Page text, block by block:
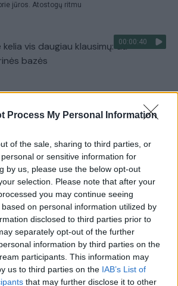
Process My Personal Information
of the sale, sharing to third parties, or
or sensitive information for
by us, please use the below opt-out
selection. Please note that after your
you may continue seeing
on personal information utilized by
disclosed to third parties prior to
separately opt-out of the further
information by third parties on the
participants. This information may
us to third parties on the IAB’s List of
that may further disclose it to other
jūros. Atostogų ritmu
00:00:40
vis daugiau klausimų: du
bazės
Visi įrašai
įrašai
00:00:30
avarijos Vilniaus r.: dviejų moterų ir
nepavyko